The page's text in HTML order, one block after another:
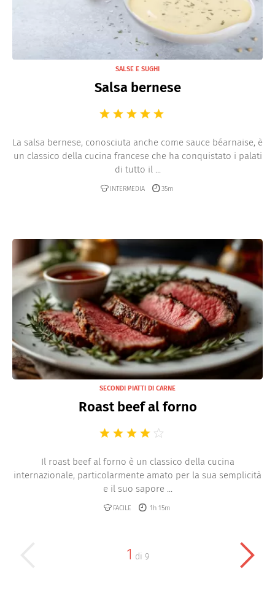
SALSE E SUGHI
Salsa bernese
La salsa bernese, conosciuta anche come sauce béarnaise, è
un classico della cucina francese che ha conquistato i palati
di tutto il ...
INTERMEDIA 35m
SECONDI PIATTI DI CARNE
Roast beef al forno
Il roast beef al forno è un classico della cucina
internazionale, particolarmente amato per la sua semplicità
e il suo sapore ...
FACILE 1h 15m
1 di 9